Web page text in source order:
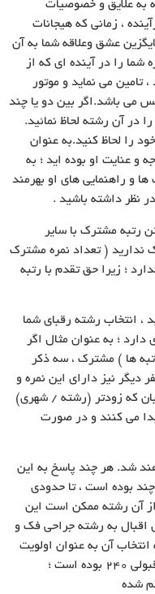
به علایق و خصوصیات
، زمانى که هیجانات
عشق وعلاقه شما به آن
را در آینده اى که از
تامین مى نماید و موتور
مى باشد.اگر بین دو یا چند
در آن رشته لحاظ نمائید.
را لحاظ کنید.به عنوان
و عنایت او بوده اید ؛ به
و راهنمایى هاى او بهرمند
نظر داشته باشید .
رتبه مشترک با سایر
ندارید ( تعداد نمره مشترک
؛ زیرا حق تقدم با رتبه
، انتخاب رشته رقباى شما
؛ به عنوان مثال اگر
(رتبه ها ) مشترک ، سه ذکر
دیگر نیز داراى این نمره و
که زودتر (رشته / شهرى)
مى کنند و در صورت
شد. هر چند پاسخ به این
بوده است ، تا حدودى
آن رشته ممکن است این
اقبال به رشته جراحى فک و
آن به عنوان اولویت
هاى اول نموده اند و لذا آخرین رتبه فرد قبولى ۲۴۰ بوده است ؛
شده